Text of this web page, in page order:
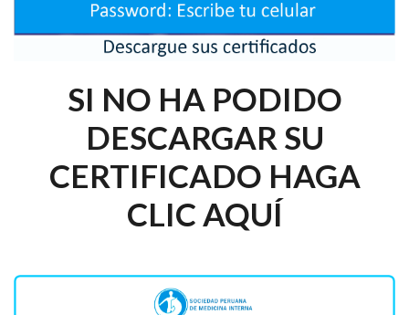
SI NO HA PODIDO
DESCARGAR SU
CERTIFICADO HAGA
CLIC AQUÍ